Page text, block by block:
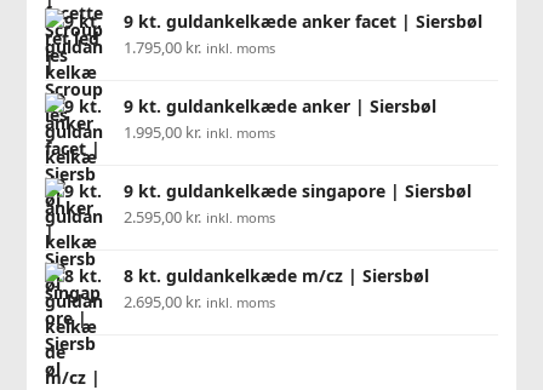
9 kt. guldankelkæde anker facet | Siersbøl
1.795,00 kr. inkl. moms
9 kt. guldankelkæde anker | Siersbøl
1.995,00 kr. inkl. moms
9 kt. guldankelkæde singapore | Siersbøl
2.595,00 kr. inkl. moms
8 kt. guldankelkæde m/cz | Siersbøl
2.695,00 kr. inkl. moms